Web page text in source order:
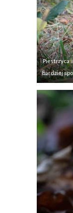
Piestrzyca
bardziej